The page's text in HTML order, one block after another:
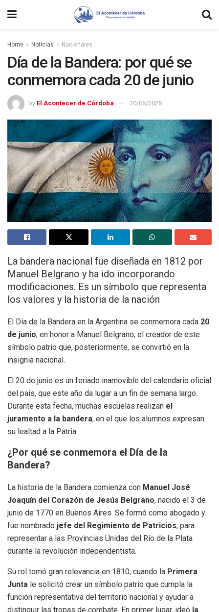
Home Noticias Nacionales
Día de la Bandera: por qué se
conmemora cada 20 de junio
by El Acontecer de Córdoba 20/06/2025
La bandera nacional fue diseñada en 1812 por
Manuel Belgrano y ha ido incorporando
modificaciones. Es un símbolo que representa
los valores y la historia de la nación
El Día de la Bandera en la Argentina se conmemora cada 20
de junio, en honor a Manuel Belgrano, el creador de este
símbolo patrio que, posteriormente, se convirtió en la
insignia nacional.
El 20 de junio es un feriado inamovible del calendario oficial
del país, que este año da lugar a un fin de semana largo.
Durante esta fecha, muchas escuelas realizan el
juramento a la bandera, en el que los alumnos expresan
su lealtad a la Patria.
¿Por qué se conmemora el Día de la
Bandera?
La historia de la Bandera comienza con Manuel José
Joaquín del Corazón de Jesús Belgrano, nacido el 3 de
junio de 1770 en Buenos Aires. Se formó como abogado y
fue nombrado jefe del Regimiento de Patricios, para
representar a las Provincias Unidas del Río de la Plata
durante la revolución independentista.
Su rol tomó gran relevancia en 1810, cuando la Primera
Junta le solicitó crear un símbolo patrio que cumpla la
función representativa del territorio nacional y ayudar a
distinguir las tropas de combate. En primer lugar, ideó la